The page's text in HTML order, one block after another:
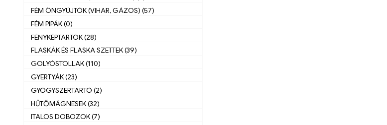
FÉM ÖNGYÚJTÓK (VIHAR, GÁZOS) (57)
FÉM PIPÁK (0)
FÉNYKÉPTARTÓK (28)
FLASKÁK ÉS FLASKA SZETTEK (39)
GOLYÓSTOLLAK (110)
GYERTYÁK (23)
GYÓGYSZERTARTÓ (2)
HŰTŐMÁGNESEK (32)
ITALOS DOBOZOK (7)